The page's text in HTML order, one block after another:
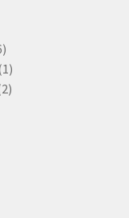
6
produktů
1 1
produkt
22